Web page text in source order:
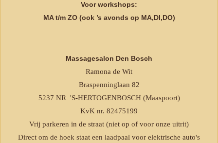
Voor workshops:
MA t/m ZO (ook ’s avonds op MA,DI,DO)
Massagesalon Den Bosch
Ramona de Wit
Braspenninglaan 82
5237 NR 'S-HERTOGENBOSCH (Maaspoort)
KvK nr. 82475199
Vrij parkeren in de straat (niet op of voor onze uitrit)
Direct om de hoek staat een laadpaal voor elektrische auto's